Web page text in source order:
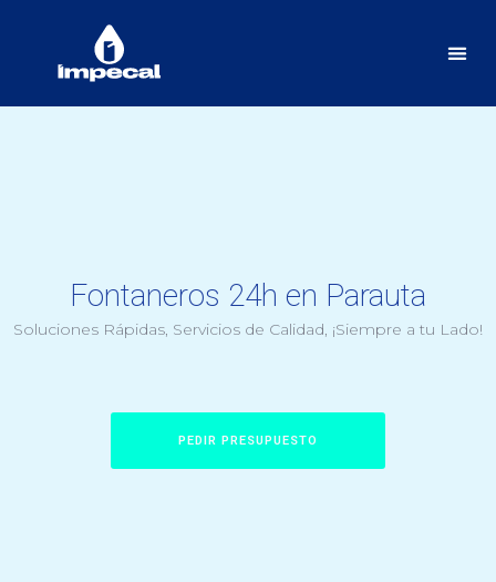
Fontaneros 24h en Parauta
Soluciones Rápidas, Servicios de Calidad, ¡Siempre a tu Lado!
PEDIR PRESUPUESTO